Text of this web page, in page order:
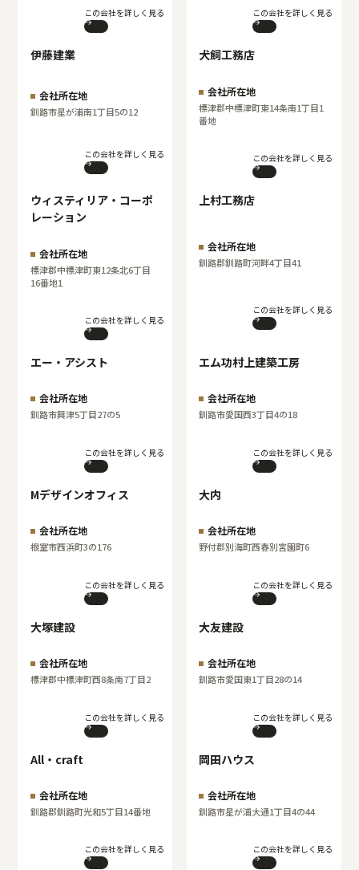
この会社を詳しく見る この会社を詳しく見る
伊藤建業
会社所在地
釧路市星が浦南1丁目5の12
この会社を詳しく見る
犬飼工務店
会社所在地
標津郡中標津町東14条南1丁目1
番地
この会社を詳しく見る
ウィスティリア・コーポ
レーション
会社所在地
標津郡中標津町東12条北6丁目
16番地1
この会社を詳しく見る
上村工務店
会社所在地
釧路郡釧路町河畔4丁目41
この会社を詳しく見る
エー・アシスト
会社所在地
釧路市興津5丁目27の5
この会社を詳しく見る
エム功村上建築工房
会社所在地
釧路市愛国西3丁目4の18
この会社を詳しく見る
Mデザインオフィス
会社所在地
根室市西浜町3の176
この会社を詳しく見る
大内
会社所在地
野付郡別海町西春別宮園町6
この会社を詳しく見る
大塚建設
会社所在地
標津郡中標津町西8条南7丁目2
この会社を詳しく見る
大友建設
会社所在地
釧路市愛国東1丁目28の14
この会社を詳しく見る
All・craft
会社所在地
釧路郡釧路町光和5丁目14番地
この会社を詳しく見る
岡田ハウス
会社所在地
釧路市星が浦大通1丁目4の44
この会社を詳しく見る